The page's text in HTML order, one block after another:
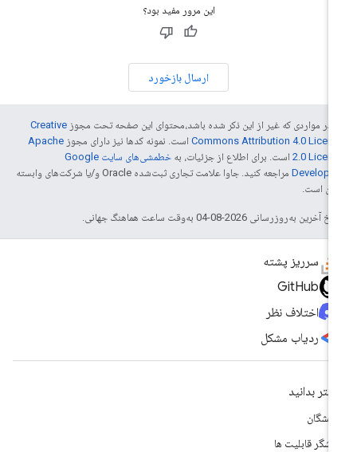
این مرور مفید بود؟
ارسال بازخورد
در مواردی که غیر از این ذکر شده باشد،‌محتوای این صفحه تحت مجوزCreative
Commons Attribution 4.0است. نمونه کدها نیز دارای مجوزApache
2.0است. برای اطلاع از جزئیات، به
خطمشی‌های سایت Google
مراجعه کنید. جاوا علامت تجاری ثبت‌شده Oracle و/یا شرکت‌های وابسته
آن است.
آخرین به‌روزرسانی 2026-08-04 به‌وقت ساعت هماهنگ جهانی.
سرریز پشته
GitHub
اختلاف نظر
ردیاب مشکل
بدانید
قابلیت ها